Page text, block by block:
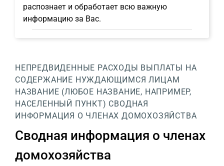
распознает и обработает всю важную
информацию за Вас.
НЕПРЕДВИДЕННЫЕ РАСХОДЫ ВЫПЛАТЫ НА
СОДЕРЖАНИЕ НУЖДАЮЩИМСЯ ЛИЦАМ
НАЗВАНИЕ (ЛЮБОЕ НАЗВАНИЕ, НАПРИМЕР,
НАСЕЛЕННЫЙ ПУНКТ) СВОДНАЯ
ИНФОРМАЦИЯ О ЧЛЕНАХ ДОМОХОЗЯЙСТВА
Сводная информация о членах
домохозяйства